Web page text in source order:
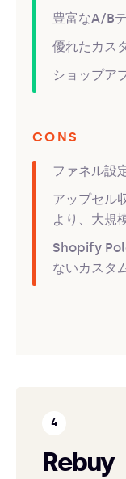
豊富なA/B
優れたカス
ショップア
CONS
ファネル設
アップセル
より、大規
Shopify
ないカスタ
Rebuy